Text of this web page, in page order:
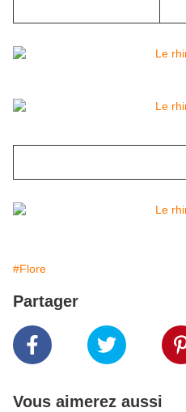
#Flore
Partager
Vous aimerez aussi